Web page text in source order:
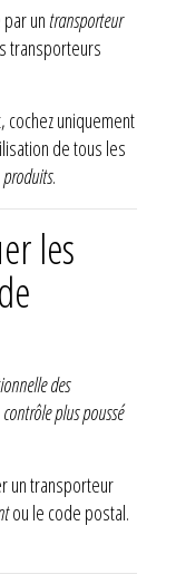
untransporteur
transporteurs
cochez uniquement
de tous les
produits.
les
des
contrôle plus poussé
un transporteur
ou le code postal.